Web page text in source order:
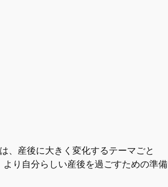
、産後に大きく変化するテーマごと
り自分らしい産後を過ごすための準備